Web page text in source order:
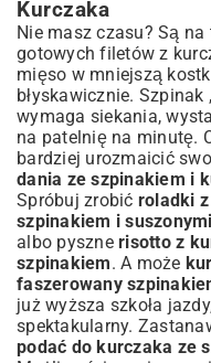
Kurczaka
Nie masz czasu? Są na
gotowych filetów z
mięso w mniejszą
błyskawicznie. Szpinak
wymaga siekania,
na patelnię na minutę.
bardziej urozmaicić
dania ze szpinakiem i
Spróbuj zrobić roladki
szpinakiem i
albo pyszne risotto z
szpinakiem. A może
faszerowany
już wyższa szkoła
spektakularny.
podać do kurczaka ze